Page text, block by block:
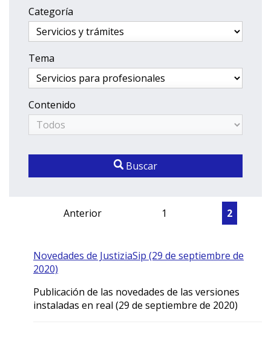
Categoría
Tema
Contenido
Buscar
Anterior 1 2
Novedades de JustiziaSip (29 de septiembre de
2020)
Publicación de las novedades de las versiones
instaladas en real (29 de septiembre de 2020)